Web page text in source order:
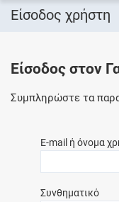
Είσοδος χρήστη
Είσοδος στον
Συμπληρώστε τα
E-mail ή όνομα
Συνθηματικό